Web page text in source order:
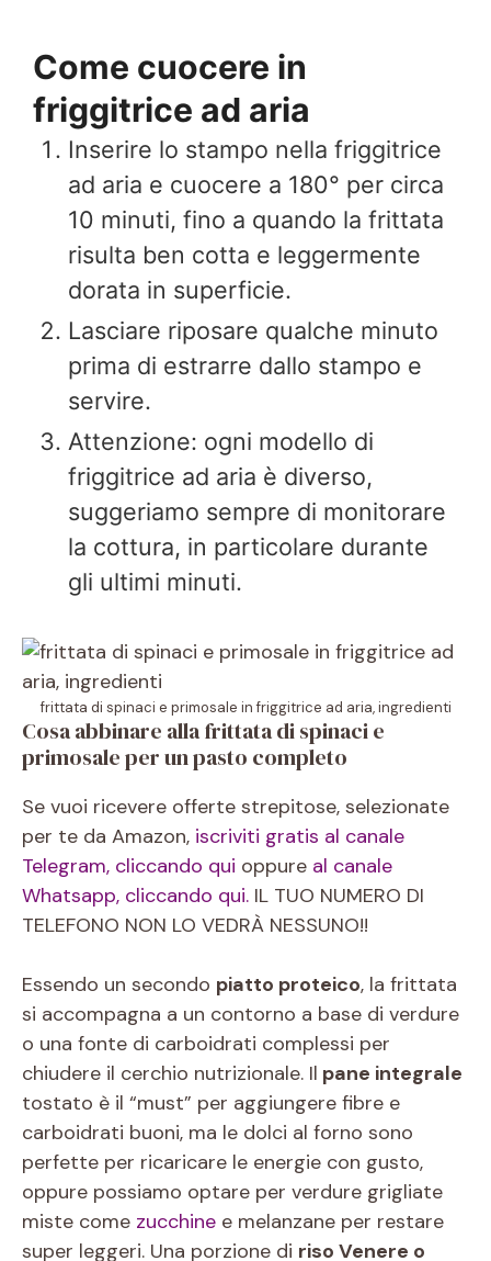
Come cuocere in
friggitrice ad aria
Inserire lo stampo nella friggitrice
ad aria e cuocere a 180° per circa
10 minuti, fino a quando la frittata
risulta ben cotta e leggermente
dorata in superficie.
Lasciare riposare qualche minuto
prima di estrarre dallo stampo e
servire.
Attenzione: ogni modello di
friggitrice ad aria è diverso,
suggeriamo sempre di monitorare
la cottura, in particolare durante
gli ultimi minuti.
frittata di spinaci e primosale in friggitrice ad aria, ingredienti
Cosa abbinare alla frittata di spinaci e
primosale per un pasto completo
Se vuoi ricevere offerte strepitose, selezionate
per te da Amazon, iscriviti gratis al canale
Telegram, cliccando qui oppure al canale
Whatsapp, cliccando qui. IL TUO NUMERO DI
TELEFONO NON LO VEDRÀ NESSUNO!!
Essendo un secondo piatto proteico, la frittata
si accompagna a un contorno a base di verdure
o una fonte di carboidrati complessi per
chiudere il cerchio nutrizionale. Il pane integrale
tostato è il “must” per aggiungere fibre e
carboidrati buoni, ma le dolci al forno sono
perfette per ricaricare le energie con gusto,
oppure possiamo optare per verdure grigliate
miste come zucchine e melanzane per restare
super leggeri. Una porzione di riso Venere o